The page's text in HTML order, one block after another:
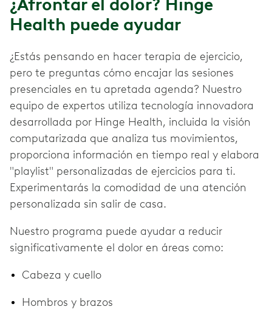
Health puede ayudar
¿Estás pensando en hacer terapia de ejercicio,
pero te preguntas cómo encajar las sesiones
presenciales en tu apretada agenda? Nuestro
equipo de expertos utiliza tecnología innovadora
desarrollada por Hinge Health, incluida la visión
computarizada que analiza tus movimientos,
proporciona información en tiempo real y elabora
"playlist" personalizadas de ejercicios para ti.
Experimentarás la comodidad de una atención
personalizada sin salir de casa.
Nuestro programa puede ayudar a reducir
significativamente el dolor en áreas como:
Cabeza y cuello
Hombros y brazos